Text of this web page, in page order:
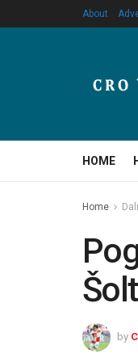
About
HOME
Home
by